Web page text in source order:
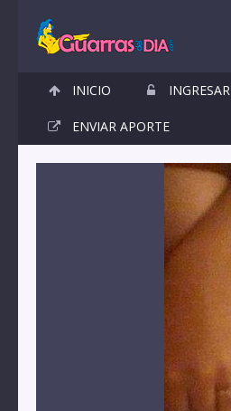
INICIO INGRESAR
ENVIAR APORTE